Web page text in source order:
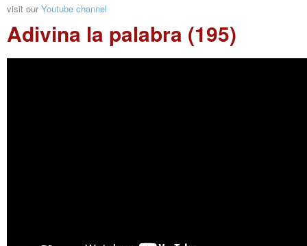
visit our Youtube channel
Adivina la palabra (195)